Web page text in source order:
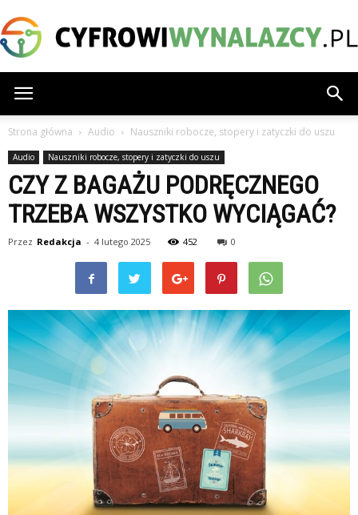
Strona główna Audio Nauszniki robocze, stopery i zatyczki do uszu
Audio Nauszniki robocze, stopery i zatyczki do uszu
CZY Z BAGAŻU PODRĘCZNEGO
TRZEBA WSZYSTKO WYCIĄGAĆ?
Przez Redakcja - 4 lutego 2025 452 0